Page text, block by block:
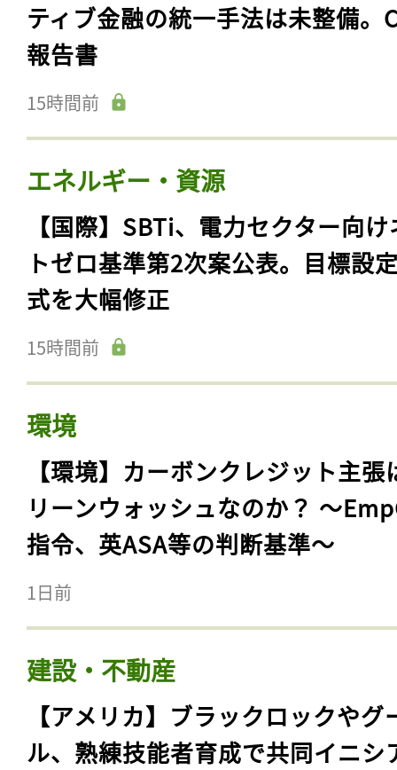
ティブ金融の統一手法は未整備。
報告書
15時間前
エネルギー・資源
【国際】SBTi、電力セクター向
トゼロ基準第2次案公表。目標設
式を大幅修正
15時間前
環境
【環境】カーボンクレジット主張
リーンウォッシュなのか？ 〜
指令、英ASA等の判断基準〜
1日前
建設・不動産
【アメリカ】ブラックロックやグ
ル、熟練技能者育成で共同イニシ